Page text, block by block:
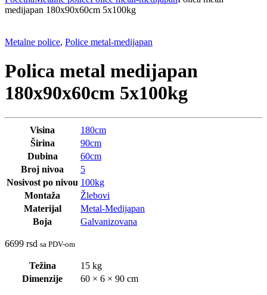
medijapan 180x90x60cm 5x100kg
Metalne police, Police metal-medijapan
Polica metal medijapan
180x90x60cm 5x100kg
Visina
180cm
Širina
90cm
Dubina
60cm
Broj nivoa
5
Nosivost po nivou 100kg
Montaža
Žlebovi
Materijal
Metal-Medijapan
Boja
Galvanizovana
6699 rsd sa PDV-om
Težina
15 kg
Dimenzije
60 × 6 × 90 cm